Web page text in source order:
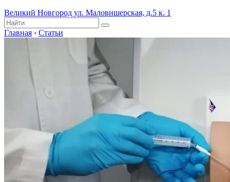
Великий Новгород ул. Маловишерская, д.5 к. 1
Главная › Статьи